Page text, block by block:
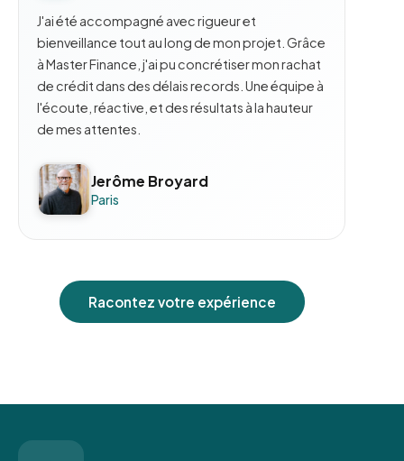
J'ai été accompagné avec rigueur et
bienveillance tout au long de mon projet. Grâce
à Master Finance, j'ai pu concrétiser mon rachat
de crédit dans des délais records. Une équipe à
l'écoute, réactive, et des résultats à la hauteur
de mes attentes.
Jerôme Broyard
Paris
Racontez votre expérience